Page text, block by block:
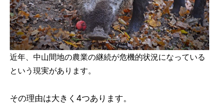
近年、中山間地の農業の継続が危機的状況になっている
という現実があります。
その理由は大きく4つあります。